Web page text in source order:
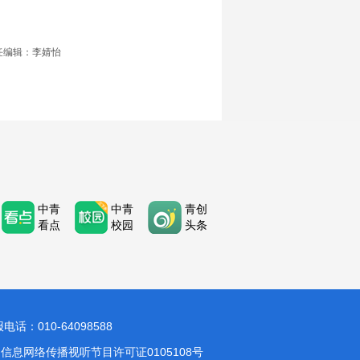
编辑：李婧怡
中青
看点
中青
校园
青创
头条
电话：010-64098588
信息网络传播视听节目许可证0105108号